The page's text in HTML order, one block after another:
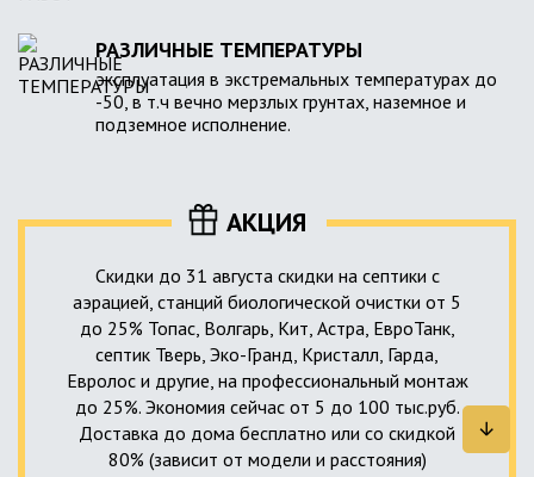
РАЗЛИЧНЫЕ ТЕМПЕРАТУРЫ
эксплуатация в экстремальных температурах до
-50, в т.ч вечно мерзлых грунтах, наземное и
подземное исполнение.
АКЦИЯ
Скидки до 31 августа скидки на септики с
аэрацией, станций биологической очистки от 5
до 25% Топас, Волгарь, Кит, Астра, ЕвроТанк,
септик Тверь, Эко-Гранд, Кристалл, Гарда,
Евролос и другие, на профессиональный монтаж
до 25%. Экономия сейчас от 5 до 100 тыс.руб.
Доставка до дома бесплатно или со скидкой
80% (зависит от модели и расстояния)